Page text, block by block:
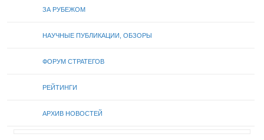
ЗА РУБЕЖОМ
НАУЧНЫЕ ПУБЛИКАЦИИ, ОБЗОРЫ
ФОРУМ СТРАТЕГОВ
РЕЙТИНГИ
АРХИВ НОВОСТЕЙ